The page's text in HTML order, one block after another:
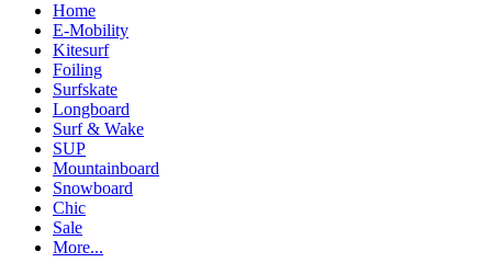
Home
E-Mobility
Kitesurf
Foiling
Surfskate
Longboard
Surf & Wake
SUP
Mountainboard
Snowboard
Chic
Sale
More...